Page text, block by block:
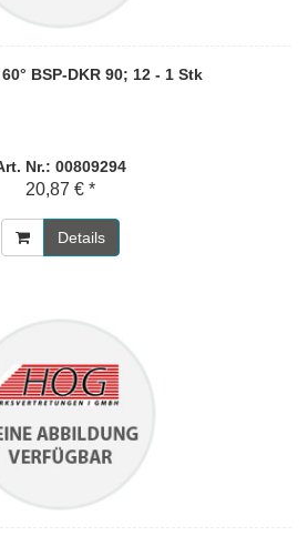
BSP-DKR 90; 12 - 1 Stk
Nr.: 00809294
20,87 € *
Details